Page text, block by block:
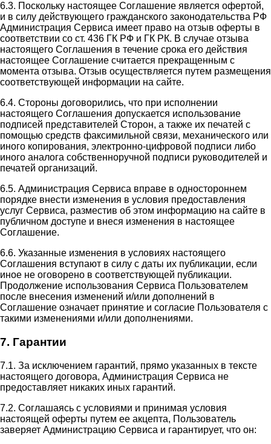
6.3. Поскольку настоящее Соглашение является офертой,
и в силу действующего гражданского законодательства РФ
Администрация Сервиса имеет право на отзыв оферты в
соответствии со ст. 436 ГК РФ и ГК РК. В случае отзыва
настоящего Соглашения в течение срока его действия
настоящее Соглашение считается прекращенным с
момента отзыва. Отзыв осуществляется путем размещения
соответствующей информации на сайте.
6.4. Стороны договорились, что при исполнении
настоящего Соглашения допускается использование
подписей представителей Сторон, а также их печатей с
помощью средств факсимильной связи, механического или
иного копирования, электронно-цифровой подписи либо
иного аналога собственноручной подписи руководителей и
печатей организаций.
6.5. Администрация Сервиса вправе в одностороннем
порядке внести изменения в условия предоставления
услуг Сервиса, разместив об этом информацию на сайте в
публичном доступе и внеся изменения в настоящее
Соглашение.
6.6. Указанные изменения в условиях настоящего
Соглашения вступают в силу с даты их публикации, если
иное не оговорено в соответствующей публикации.
Продолжение использования Сервиса Пользователем
после внесения изменений и/или дополнений в
Соглашение означает принятие и согласие Пользователя с
такими изменениями и/или дополнениями.
7. Гарантии
7.1. За исключением гарантий, прямо указанных в тексте
настоящего договора, Администрация Сервиса не
предоставляет никаких иных гарантий.
7.2. Соглашаясь с условиями и принимая условия
настоящей оферты путем ее акцепта, Пользователь
заверяет Администрацию Сервиса и гарантирует, что он: